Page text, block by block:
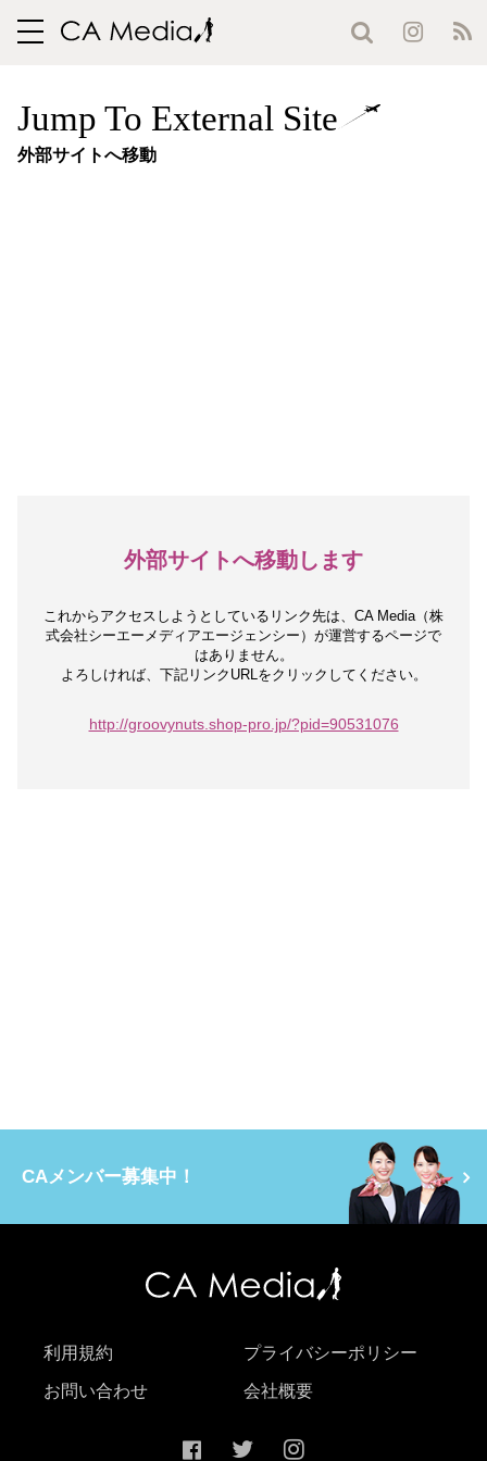
toggle
Jump To External Site
外部サイトへ移動
外部サイトへ移動します
これからアクセスしようとしているリンク先は、 CA Media（株
式会社シーエーメディアエージェンシー）が運営するページで
はありません。
よろしければ、下記リンクURLをクリックしてください。
http://groovynuts.shop-pro.jp/?pid=90531076
CAメンバー募集中！
利用規約 プライバシーポリシー
お問い合わせ 会社概要